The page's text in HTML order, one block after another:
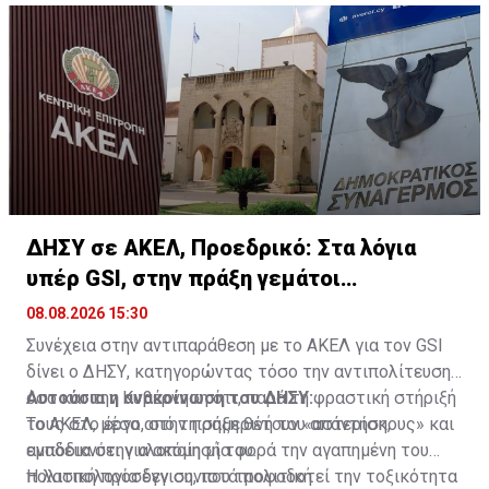
ΔΗΣΥ σε ΑΚΕΛ, Προεδρικό: Στα λόγια
υπέρ GSI, στην πράξη γεμάτοι
«αστερίσκους»
08.08.2026 15:30
Συνέχεια στην αντιπαράθεση με το ΑΚΕΛ για τον GSI
δίνει ο ΔΗΣΥ, κατηγορώντας τόσο την αντιπολίτευση
όσο και την Κυβέρνηση ότι, παρά τη φραστική στήριξή
τους στο έργο, στην πράξη θέτουν «αστερίσκους» και
εμπόδια στην υλοποίησή του.
Αυτούσια η ανακοίνωση του ΔΗΣΥ:
Το ΑΚΕΛ, μέσα από τη σημερινή του απάντηση,
αναδεικνύει για ακόμη μία φορά την αγαπημένη του
πολιτική προσέγγιση, που τροφοδοτεί την τοξικότητα
Η λασπολογία δεν συνιστά πολιτική